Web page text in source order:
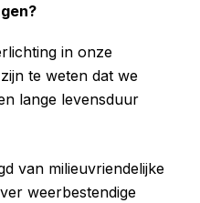
in onze
te weten dat we
lange levensduur
van milieuvriendelijke
weerbestendige